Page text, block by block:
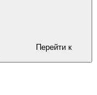
Перейти к